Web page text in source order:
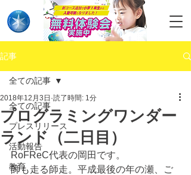
記事
全ての記事
プレスリリース
活動報告
教育
全ての記事
プログラミングワンダー
ランド（二日目）
2018年12月3日 読了時間: 1分
RoFReC代表の岡田です。
師も走る師走。平成最後の年の瀬、ご